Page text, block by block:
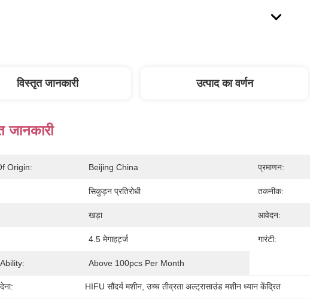
विस्तृत जानकारी उत्पाद का वर्णन
जानकारी
Origin: Beijing China प्रमाणन:
सिकुड़न प्रतिरोधी तकनीक:
खड़ा आवेदन:
4.5 मेगाहर्ट्ज गारंटी:
Above 100pcs Per Month
HIFU सौंदर्य मशीन , उच्च तीव्रता अल्ट्रासाउंड मशीन ध्यान केंद्रित